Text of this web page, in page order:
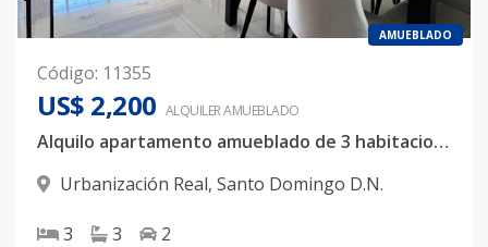
AMUEBLADO
Código: 11355
US$ 2,200 ALQUILERAMUEBLADO
Alquilo apartamento amueblado de 3 habitaciones 📍
Urbanización Real, Santo Domingo D.N.
3 3 2